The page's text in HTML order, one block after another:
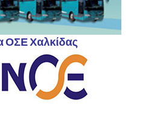
ΟΣΕ Χαλκίδας